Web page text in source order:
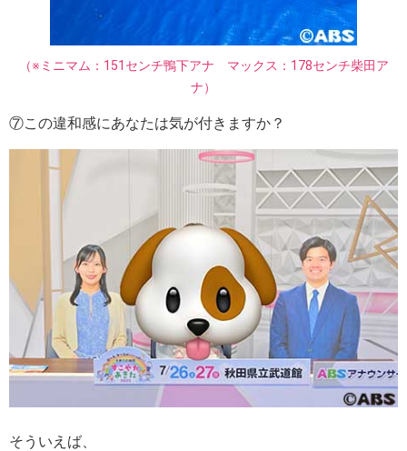
（※ミニマム：151センチ鴨下アナ マックス：178センチ柴田ア
ナ）
⑦この違和感にあなたは気が付きますか？
そういえば、